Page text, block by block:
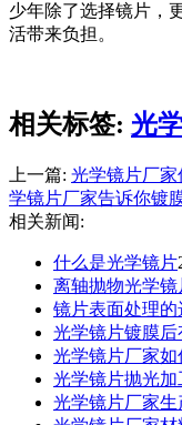
少年除了选择镜片，
活带来负担。
相关标签: 光
上一篇: 光学镜片厂
学镜片厂家告诉你镀
相关新闻:
什么是光学镜片
离轴抛物光学
镜片表面处理
光学镜片镀膜后
光学镜片厂家如
光学镜片抛光加
光学镜片厂家生